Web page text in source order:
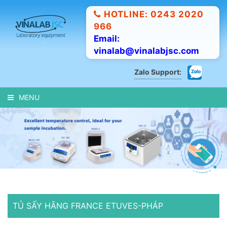
HOTLINE: 0243 2020
966
Email:
vinalab@vinalabjsc.com
Zalo Support:
MENU
TỦ SẤY HÃNG FRANCE ETUVES-PHÁP